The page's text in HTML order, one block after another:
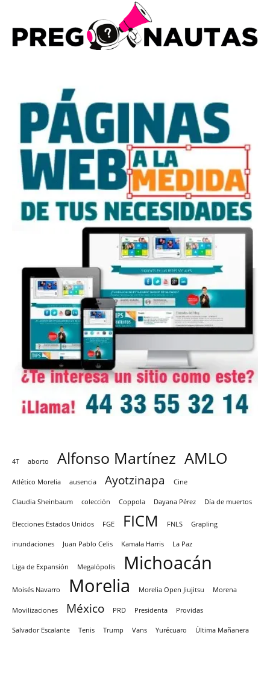
4T aborto Alfonso Martínez AMLO
Atlético Morelia ausencia Ayotzinapa Cine
Claudia Sheinbaum colección Coppola Dayana Pérez Día de muertos
Elecciones Estados Unidos FGE FICM FNLS Grapling
inundaciones Juan Pablo Celis Kamala Harris La Paz
Liga de Expansión Megalópolis Michoacán
Moisés Navarro Morelia Morelia Open Jiujitsu Morena
Movilizaciones México PRD Presidenta Providas
Salvador Escalante Tenis Trump Vans Yurécuaro Última Mañanera